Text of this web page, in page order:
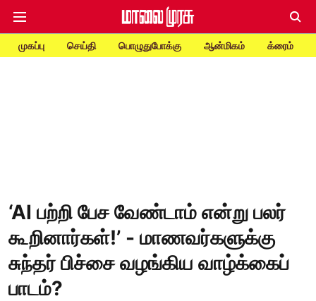
முகப்பு செய்தி பொழுதுபோக்கு ஆன்மிகம் க்ரைம்
‘AI பற்றி பேச வேண்டாம் என்று பலர்
கூறினார்கள்!’ - மாணவர்களுக்கு
சுந்தர் பிச்சை வழங்கிய வாழ்க்கைப்
பாடம்?